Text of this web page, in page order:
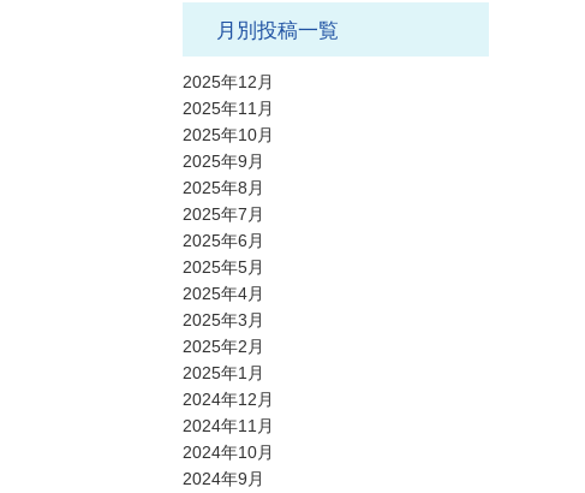
月別投稿一覧
2025年12月
2025年11月
2025年10月
2025年9月
2025年8月
2025年7月
2025年6月
2025年5月
2025年4月
2025年3月
2025年2月
2025年1月
2024年12月
2024年11月
2024年10月
2024年9月